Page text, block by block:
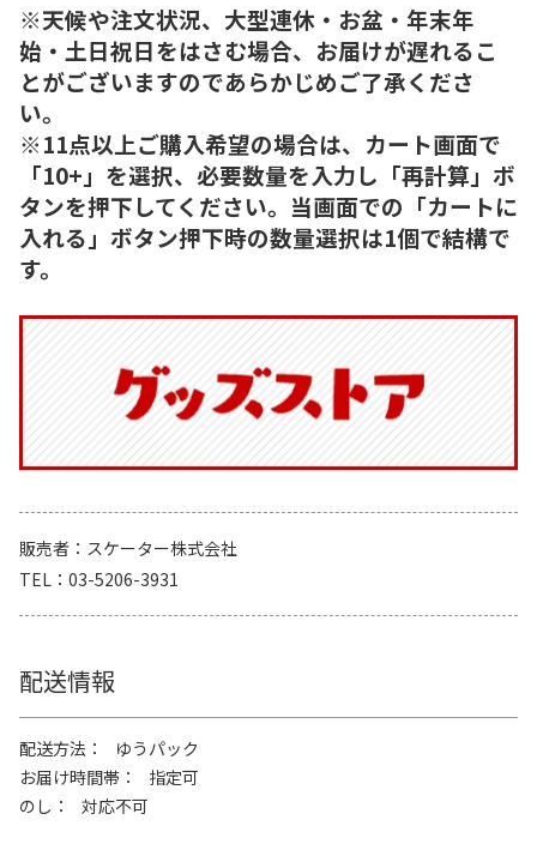
※天候や注文状況、大型連休・お盆・年末年
始・土日祝日をはさむ場合、お届けが遅れるこ
とがございますのであらかじめご了承くださ
い。
※11点以上ご購入希望の場合は、カート画面で
「10+」を選択、必要数量を入力し「再計算」ボ
タンを押下してください。当画面での「カートに
入れる」ボタン押下時の数量選択は1個で結構で
す。
販売者
スケーター株式会社
TEL
03-5206-3931
配送情報
配送方法
ゆうパック
お届け時間帯
指定可
のし
対応不可